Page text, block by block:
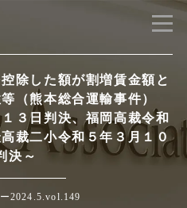
除した額が割増賃金額と
（熊本総合運輸事件）
３日判決、福岡高裁令和
裁二小令和５年３月１０
決～
2024.5.vol.149